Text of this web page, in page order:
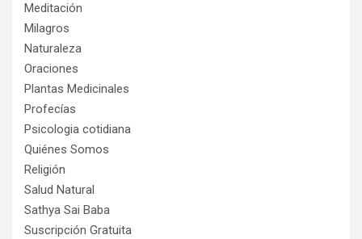
Meditación
Milagros
Naturaleza
Oraciones
Plantas Medicinales
Profecías
Psicologia cotidiana
Quiénes Somos
Religión
Salud Natural
Sathya Sai Baba
Suscripción Gratuita